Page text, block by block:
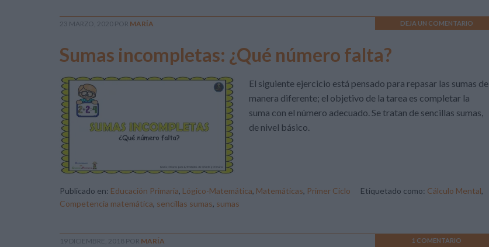
23 MARZO, 2020 POR MARÍA DEJA UN COMENTARIO
Sumas incompletas: ¿Qué número falta?
El siguiente ejercicio está pensado para repasar las sumas de
manera diferente; el objetivo de la tarea es completar la
suma con el número adecuado. Se tratan de sencillas sumas,
de nivel básico.
Publicado en: Educación Primaria, Lógico-Matemática, Matemáticas, Primer Ciclo Etiquetado como: Cálculo Mental,
Competencia matemática, sencillas sumas, sumas
19 DICIEMBRE, 2018 POR MARÍA 1 COMENTARIO